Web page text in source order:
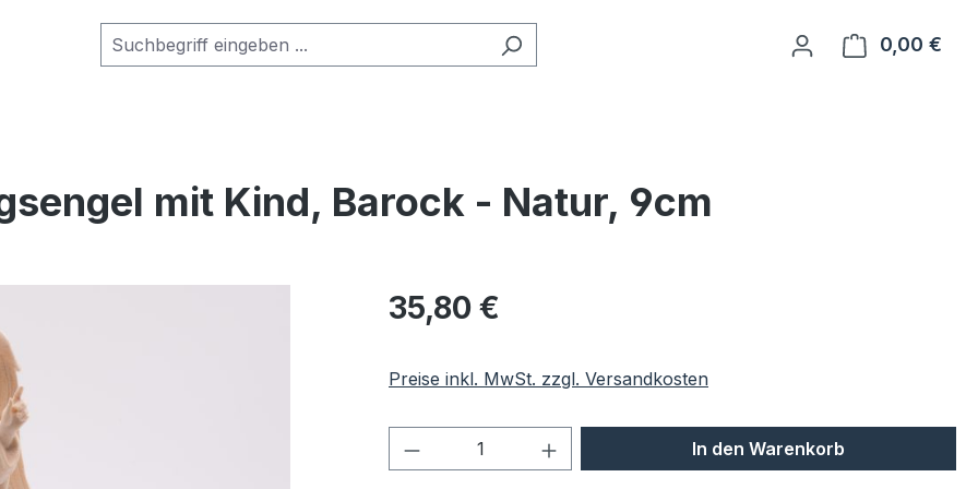
0,00 €
mit Kind, Barock - Natur, 9cm
Regulärer Preis:
35,80 €
Preise inkl. MwSt. zzgl. Versandkosten
Produkt Anzahl: Gib den gewünschten Wert
In den Warenkorb